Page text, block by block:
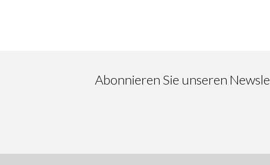
Abonnieren Sie unseren